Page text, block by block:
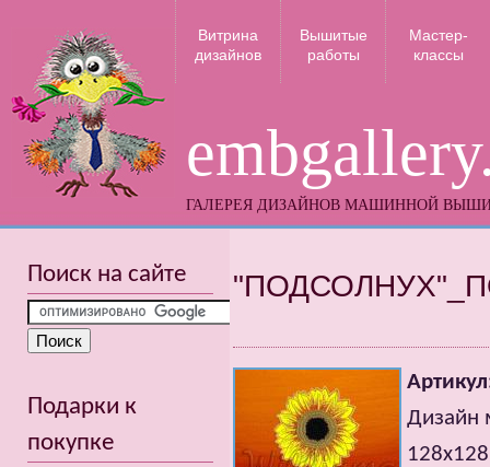
ГАЛЕРЕЯ ДИЗАЙНОВ МАШИННОЙ
Витрина
дизайнов
Вышитые
работы
Мастер-
классы
Дизайн
Поиск на сайте
Подарки к
покупке